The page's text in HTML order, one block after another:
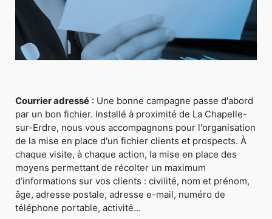
Courrier adressé : Une bonne campagne passe d'abord
par un bon fichier. Installé à proximité de La Chapelle-
sur-Erdre, nous vous accompagnons pour l'organisation
de la mise en place d'un fichier clients et prospects. À
chaque visite, à chaque action, la mise en place des
moyens permettant de récolter un maximum
d’informations sur vos clients : civilité, nom et prénom,
âge, adresse postale, adresse e-mail, numéro de
téléphone portable, activité…